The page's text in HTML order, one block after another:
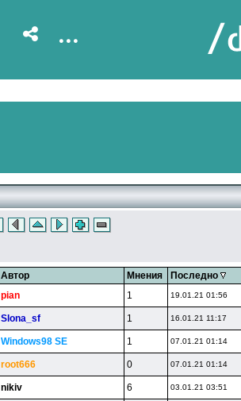
...
Автор Мнения Последно
pian 1 19.01.21 01:56
Slona_sf 1 16.01.21 11:17
Windows98 SE 1 07.01.21 01:14
root666 0 07.01.21 01:14
nikiv 6 03.01.21 03:51